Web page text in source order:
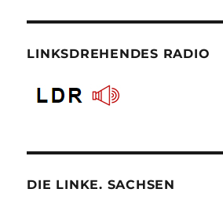
LINKSDREHENDES RADIO
DIE LINKE. SACHSEN